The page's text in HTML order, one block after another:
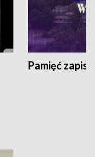
Pamięć